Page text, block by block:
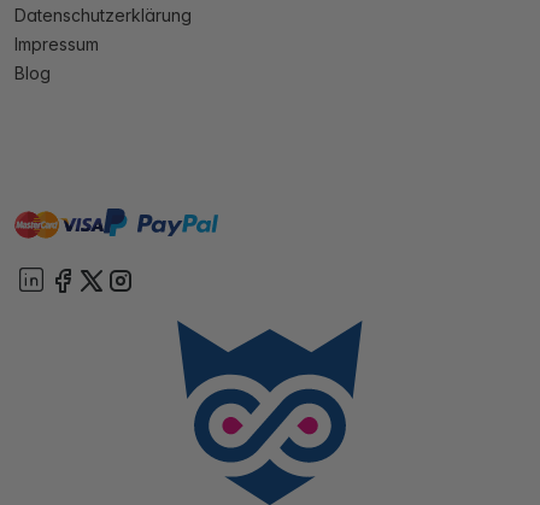
Datenschutzerklärung
Impressum
Blog
mastervisa paypal